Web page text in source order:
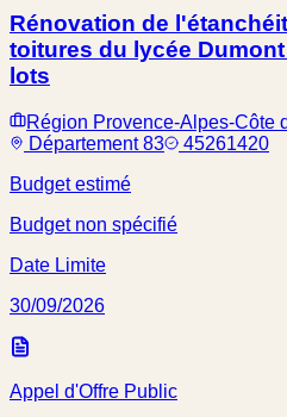
Rénovation de
toitures du lycée
lots
Région Provence-Alpes-Côte
Département 83
45261420
Budget estimé
Budget non spécifié
Date Limite
30/09/2026
Appel d'Offre Public